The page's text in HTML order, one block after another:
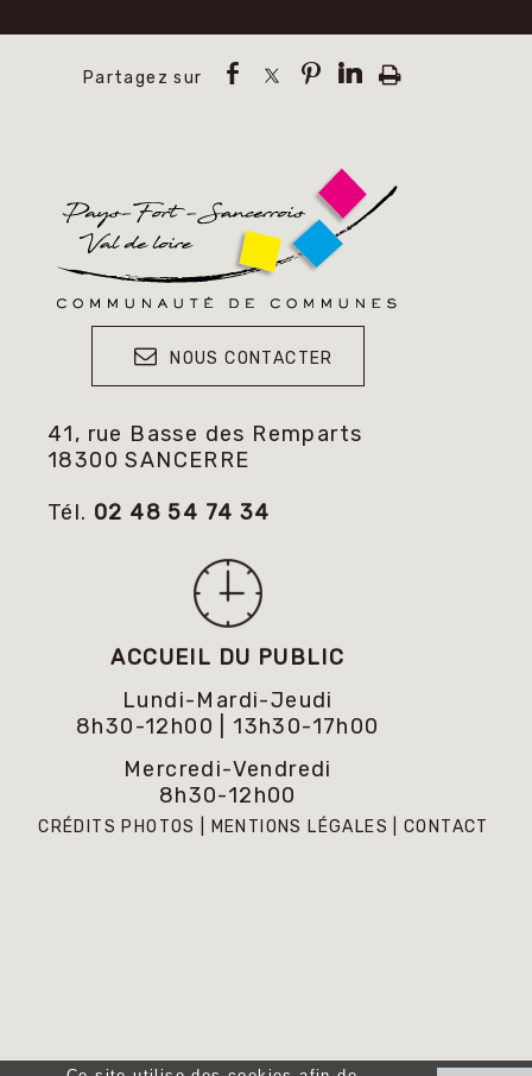
NOUS CONTACTER
41, rue Basse des Remparts
18300 SANCERRE
Tél. 02 48 54 74 34
ACCUEIL DU PUBLIC
Lundi-Mardi-Jeudi
8h30-12h00 | 13h30-17h00
Mercredi-Vendredi
8h30-12h00
CRÉDITS PHOTOS MENTIONS LÉGALES CONTACT